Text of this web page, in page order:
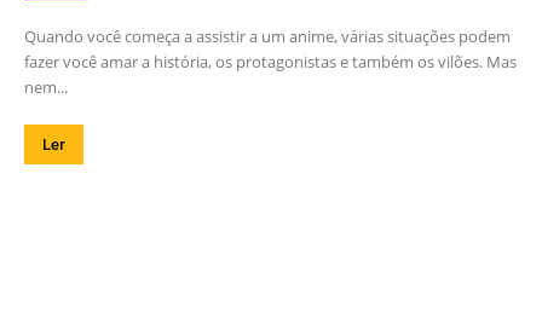
Quando você começa a assistir a um anime, várias situações podem
fazer você amar a história, os protagonistas e também os vilões. Mas
nem...
Ler